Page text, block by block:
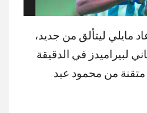
مايلي ليتألق من جديد،
لبيراميدز في الدقيقة
متقنة من محمود عبد